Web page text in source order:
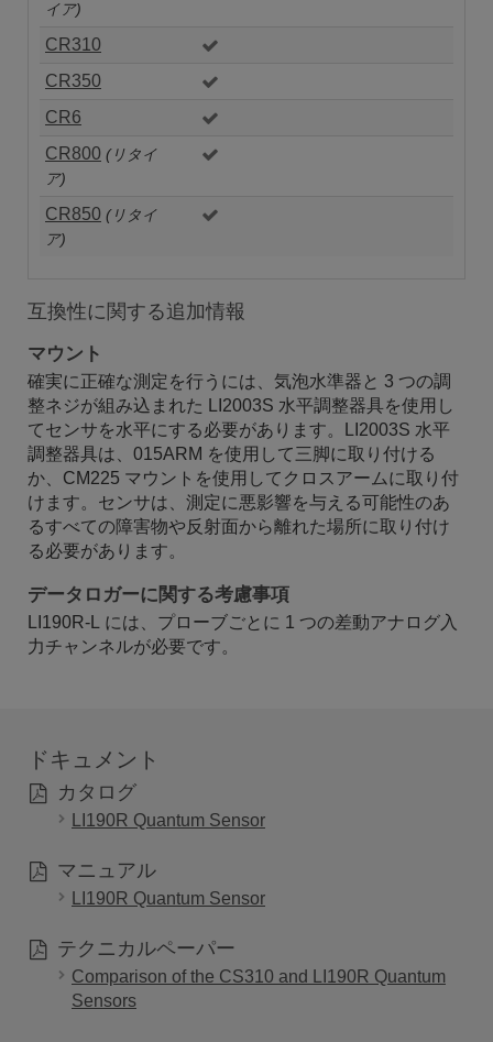
イア)
CR310
CR350
CR6
CR800 (リタイ
ア)
CR850 (リタイ
ア)
互換性に関する追加情報
マウント
確実に正確な測定を行うには、気泡水準器と 3 つの調
整ネジが組み込まれた LI2003S 水平調整器具を使用し
てセンサを水平にする必要があります。LI2003S 水平
調整器具は、015ARM を使用して三脚に取り付ける
か、CM225 マウントを使用してクロスアームに取り付
けます。センサは、測定に悪影響を与える可能性のあ
るすべての障害物や反射面から離れた場所に取り付け
る必要があります。
データロガーに関する考慮事項
LI190R-L には、プローブごとに 1 つの差動アナログ入
力チャンネルが必要です。
ドキュメント
カタログ
LI190R Quantum Sensor
マニュアル
LI190R Quantum Sensor
テクニカルペーパー
Comparison of the CS310 and LI190R Quantum
Sensors